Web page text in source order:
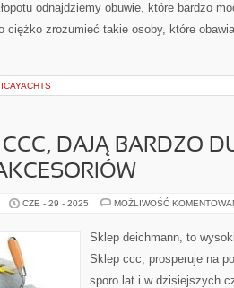
odnajdziemy obuwie, które bardzo
ciężko zrozumieć takie osoby, które
CCC, DAJĄ BARDZO
CZE - 29 - 2025 MOŻLIWOŚĆ
Sklep deichmann, to
Sklep ccc, prosperuje na
sporo lat i w dzisiejszych